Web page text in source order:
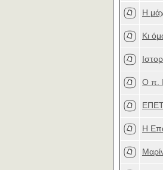
Η
Κι
O π.
Η